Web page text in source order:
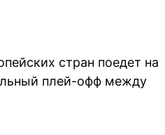
стран поедет на
плей-офф между